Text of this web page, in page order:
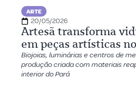
ARTE
20/05/2026
Artesã transforma
em peças artísticas
Biojoias, luminárias e centros de
produção criada com materiais
interior do Pará